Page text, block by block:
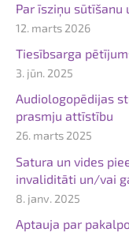
Par īsziņu sūtīšanu
12. marts 2026
Tiesībsarga
3. jūn. 2025
Audiologopēdijas
prasmju attīstību
26. marts 2025
Satura un vides
invaliditāti un/vai
8. janv. 2025
Aptauja par